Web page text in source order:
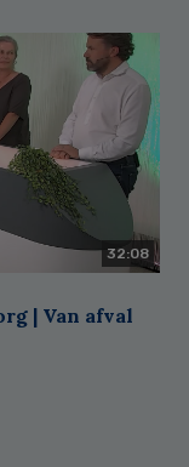
32:08
| Van afval